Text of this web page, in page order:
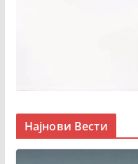
Најнови Вести